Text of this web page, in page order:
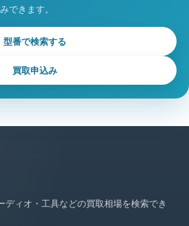
できます。
型番で検索する
買取申込み
ディオ・工具などの買取相場を検索でき